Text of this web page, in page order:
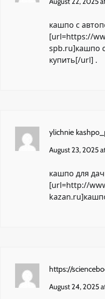
кашпо с
[url=https://
spb.ru]кашпо
купить[/url] .
ylichnie
August 23, 2025
кашпо для
[url=http://
https://
August 24, 2025